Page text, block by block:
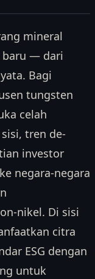
mineral
baru — dari
Bagi
tungsten
celah
tren de-
investor
negara-negara
nikel. Di sisi
citra
ESG dengan
untuk